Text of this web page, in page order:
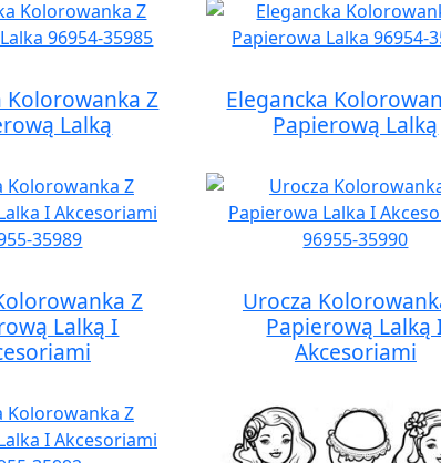
Kolorowanka Z
Lalką
Elegancka
Papierową Lalką
Z
Lalką I
Urocza
Papierową Lalką
Akcesoriami